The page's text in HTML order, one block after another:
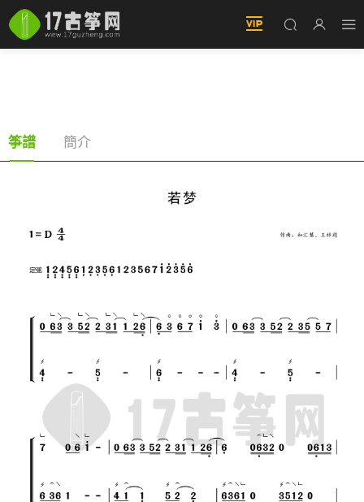
筝譜 簡介